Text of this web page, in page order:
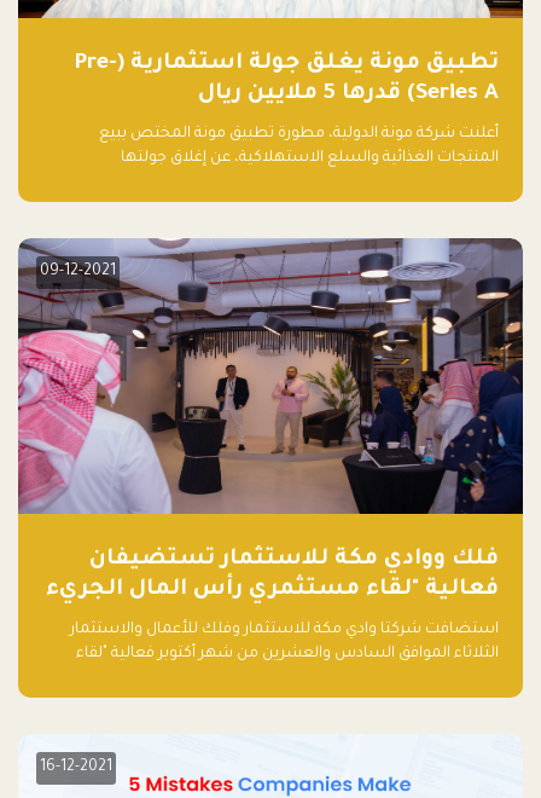
تطبيق مونة يغلق جولة استثمارية (Pre-
Series A) قدرها 5 ملايين ريال
أعلنت شركة مونة الدولية، مطورة تطبيق مونة المختص ببيع
المنتجات الغذائية والسلع الاستهلاكية، عن إغلاق جولتها
دولار أمريكي)، بقيادة شركتي دعم المنشآت المحدودة وتسارع القابضة
09-12-2021
فلك ووادي مكة للاستثمار تستضيفان
فعالية "لقاء مستثمري رأس المال الجريء
في المنطقة"
استضافت شركتا وادي مكة للاستثمار وفلك للأعمال والاستثمار
الثلاثاء الموافق السادس والعشرين من شهر أكتوبر فعالية "لقاء
مشاركاً من أبرز صناديق رأس المال الجريء وممثلي المؤسسات
16-12-2021